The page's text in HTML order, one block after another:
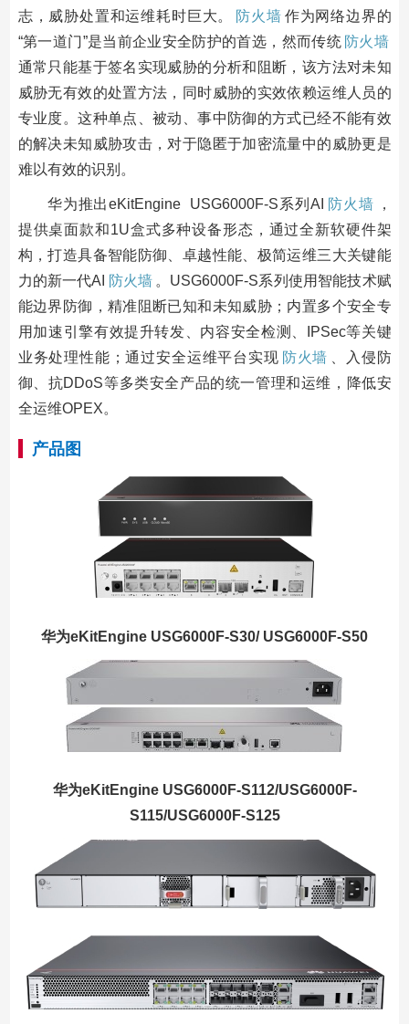
志，威胁处置和运维耗时巨大。
防火墙 作为网络边界的
“第一道门”是当前企业安全防护的首选，然而传统 防火墙
通常只能基于签名实现威胁的分析和阻断，该方法对未知
威胁无有效的处置方法，同时威胁的实效依赖运维人员的
专业度。这种单点、被动、事中防御的方式已经不能有效
的解决未知威胁攻击，对于隐匿于加密流量中的威胁更是
难以有效的识别。
华为推出eKitEngine USG6000F-S系列AI 防火墙
，
提供桌面款和1U盒式多种设备形态，通过全新软硬件架
构，打造具备智能防御、卓越性能、极简运维三大关键能
力的新一代AI
防火墙 。USG6000F-S系列使用智能技术赋
能边界防御，精准阻断已知和未知威胁；内置多个安全专
用加速引擎有效提升转发、内容安全检测、IPSec等关键
业务处理性能；通过安全运维平台实现 防火墙
、入侵防
御、抗DDoS等多类安全产品的统一管理和运维，降低安
全运维OPEX。
产品图
华为eKitEngine USG6000F-S30/ USG6000F-S50
华为eKitEngine USG6000F-S112/USG6000F-
S115/USG6000F-S125